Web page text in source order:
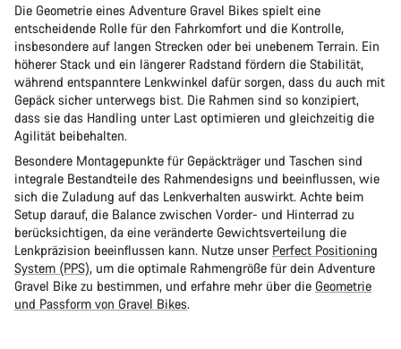
Die Geometrie eines Adventure Gravel Bikes spielt eine
entscheidende Rolle für den Fahrkomfort und die Kontrolle,
insbesondere auf langen Strecken oder bei unebenem Terrain. Ein
höherer Stack und ein längerer Radstand fördern die Stabilität,
während entspanntere Lenkwinkel dafür sorgen, dass du auch mit
Gepäck sicher unterwegs bist. Die Rahmen sind so konzipiert,
dass sie das Handling unter Last optimieren und gleichzeitig die
Agilität beibehalten.
Besondere Montagepunkte für Gepäckträger und Taschen sind
integrale Bestandteile des Rahmendesigns und beeinflussen, wie
sich die Zuladung auf das Lenkverhalten auswirkt. Achte beim
Setup darauf, die Balance zwischen Vorder- und Hinterrad zu
berücksichtigen, da eine veränderte Gewichtsverteilung die
Lenkpräzision beeinflussen kann. Nutze unser Perfect Positioning
System (PPS), um die optimale Rahmengröße für dein Adventure
Gravel Bike zu bestimmen, und erfahre mehr über die Geometrie
und Passform von Gravel Bikes.